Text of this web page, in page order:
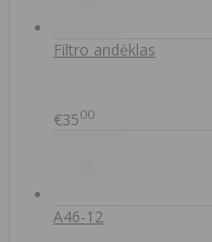
Filtro andėklas
€3500
A46-12